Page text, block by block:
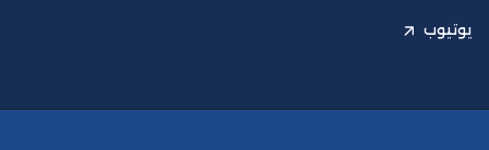
يوتيوب